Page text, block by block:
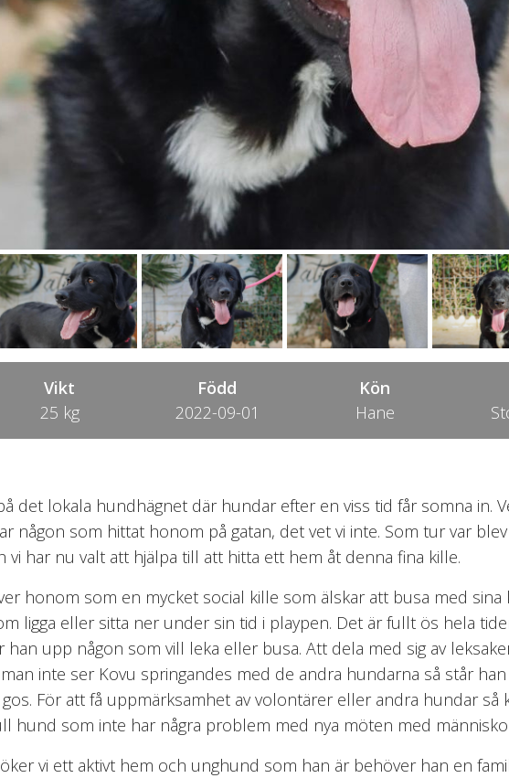
Vikt
25 kg
Född
2022-09-01
Kön
Hane
det lokala hundhägnet där hundar efter en viss tid får somna in.
någon som hittat honom på gatan, det vet vi inte. Som tur var
vi har nu valt att hjälpa till att hitta ett hem åt denna fina kille.
honom som en mycket social kille som älskar att busa med
ligga eller sitta ner under sin tid i playpen. Det är fullt ös hela
han upp någon som vill leka eller busa. Att dela med sig av
inte ser Kovu springandes med de andra hundarna så står
För att få uppmärksamhet av volontärer eller andra hundar
hund som inte har några problem med nya möten med
vi ett aktivt hem och unghund som han är behöver han en